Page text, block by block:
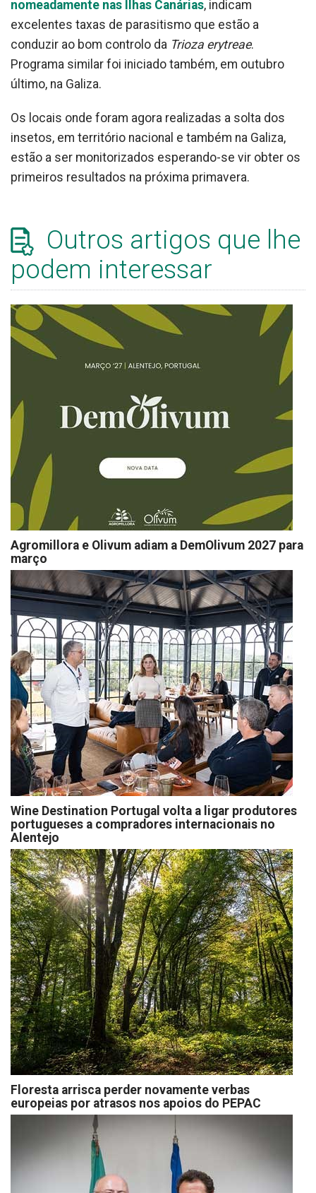
nomeadamente nas Ilhas Canárias, indicam
excelentes taxas de parasitismo que estão a
conduzir ao bom controlo da Trioza erytreae.
Programa similar foi iniciado também, em outubro
último, na Galiza.
Os locais onde foram agora realizadas a solta dos
insetos, em território nacional e também na Galiza,
estão a ser monitorizados esperando-se vir obter os
primeiros resultados na próxima primavera.
Outros artigos que lhe
podem interessar
Agromillora e Olivum adiam a DemOlivum 2027 para
março
Wine Destination Portugal volta a ligar produtores
portugueses a compradores internacionais no
Alentejo
Floresta arrisca perder novamente verbas
europeias por atrasos nos apoios do PEPAC